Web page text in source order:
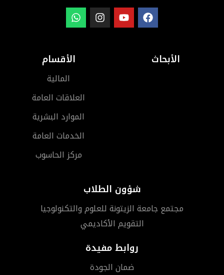
الأبحاث الأقسام
المالية
العلاقات العامة
الموارد البشرية
الخدمات العامة
مركز الحاسوب
شؤون الطلاب
مجتمع جامعة الزيتونة للعلوم والتكنولوجيا
التقويم الأكاديمي
روابط مفيدة
ضمان الجودة